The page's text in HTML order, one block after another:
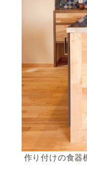
作り付けの食器